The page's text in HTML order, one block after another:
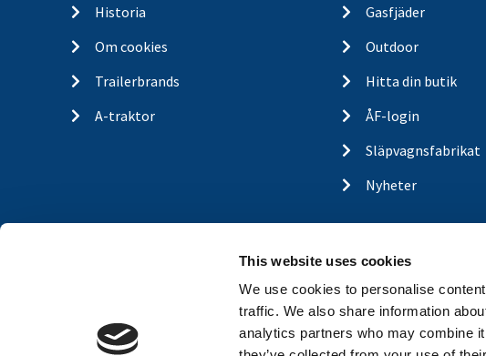
This website uses cookies
We use cookies to personalise
traffic. We also share information
analytics partners who may combine
Historia
Om cookies
Trailerbrands
A-traktor
Gasfjäder
Outdoor
Hitta din butik
ÅF-login
Släpvagnsfabrikat
Nyheter